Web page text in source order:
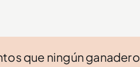
que ningún